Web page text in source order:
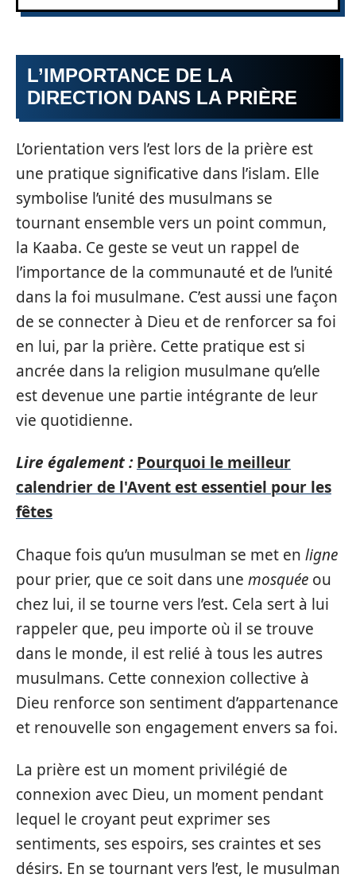
L’IMPORTANCE DE LA
DIRECTION DANS LA PRIÈRE
L’orientation vers l’est lors de la prière est
une pratique significative dans l’islam. Elle
symbolise l’unité des musulmans se
tournant ensemble vers un point commun,
la Kaaba. Ce geste se veut un rappel de
l’importance de la communauté et de l’unité
dans la foi musulmane. C’est aussi une façon
de se connecter à Dieu et de renforcer sa foi
en lui, par la prière. Cette pratique est si
ancrée dans la religion musulmane qu’elle
est devenue une partie intégrante de leur
vie quotidienne.
Lire également : Pourquoi le meilleur
calendrier de l'Avent est essentiel pour les
fêtes
Chaque fois qu’un musulman se met en ligne
pour prier, que ce soit dans une mosquée ou
chez lui, il se tourne vers l’est. Cela sert à lui
rappeler que, peu importe où il se trouve
dans le monde, il est relié à tous les autres
musulmans. Cette connexion collective à
Dieu renforce son sentiment d’appartenance
et renouvelle son engagement envers sa foi.
La prière est un moment privilégié de
connexion avec Dieu, un moment pendant
lequel le croyant peut exprimer ses
sentiments, ses espoirs, ses craintes et ses
désirs. En se tournant vers l’est, le musulman